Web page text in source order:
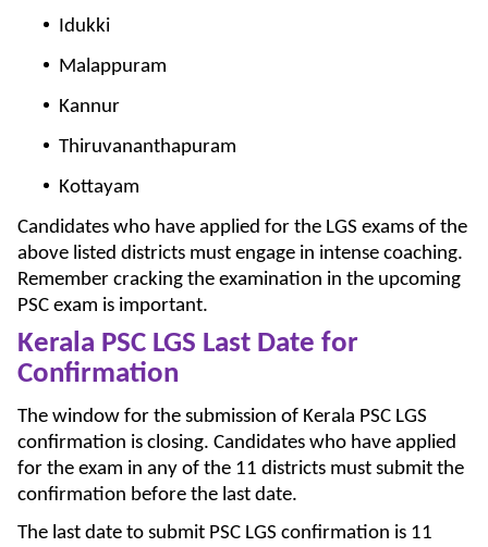
Idukki
Malappuram
Kannur
Thiruvananthapuram
Kottayam
Candidates who have applied for the LGS exams of the
above listed districts must engage in intense coaching.
Remember cracking the examination in the upcoming
PSC exam is important.
Kerala PSC LGS Last Date for
Confirmation
The window for the submission of Kerala PSC LGS
confirmation is closing. Candidates who have applied
for the exam in any of the 11 districts must submit the
confirmation before the last date.
The last date to submit PSC LGS confirmation is 11